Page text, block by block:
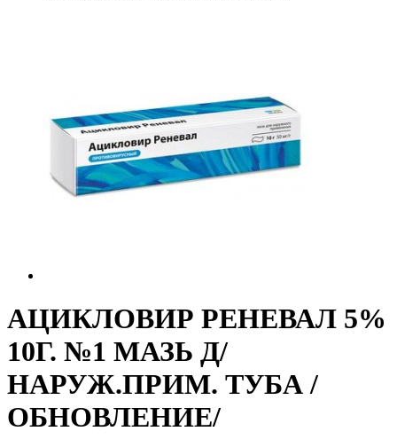
АЦИКЛОВИР РЕНЕВАЛ 5%
10Г. №1 МАЗЬ Д/
НАРУЖ.ПРИМ. ТУБА /
ОБНОВЛЕНИЕ/